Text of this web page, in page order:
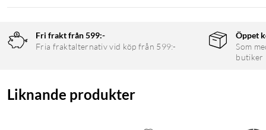
Upp till 5 inbyggda minnesprofiler
13 programmerbara reglage
Sensor: HERO 25K
Systemkrav: Windows 10 eller senare, MacOS 10.14 eller senare
Fri frakt från 599:-
Fria fraktalternativ vid köp från 599:-
Öppet
Som
butiker
Liknande produkter